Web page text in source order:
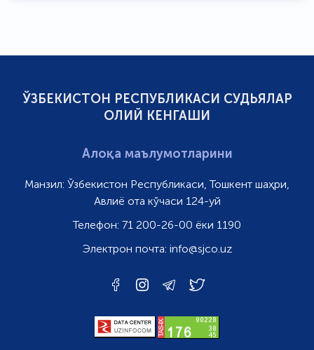
ЎЗБЕКИСТОН РЕСПУБЛИКАСИ СУДЬЯЛАР
ОЛИЙ КЕНГАШИ
Алоқа маълумотларини
Манзил: Ўзбекистон Республикаси, Тошкент шаҳри,
Авлиё ота кўчаси 124-уй
Телефон: 71 200-26-00 ёки 1190
Электрон почта: info@sjco.uz